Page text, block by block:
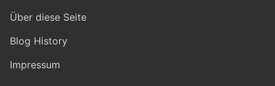
Über diese Seite
Blog History
Impressum